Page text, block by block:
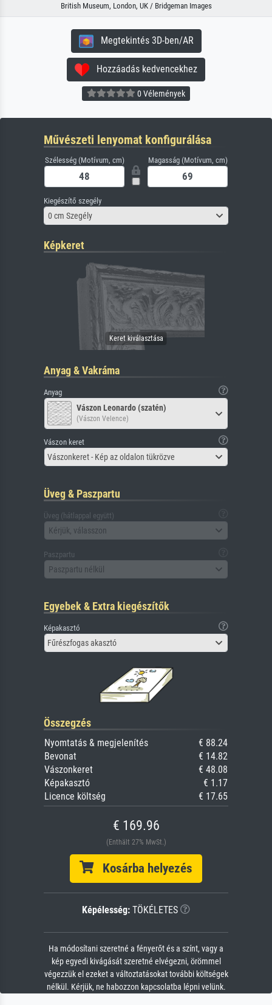
British Museum, London, UK / Bridgeman Images
Megtekintés 3D-ben/AR
Hozzáadás kedvencekhez
0 Vélemények
Művészeti lenyomat konfigurálása
Szélesség (Motívum, cm) Magasság (Motívum, cm)
Kiegészítő szegély
0 cm Szegély
Képkeret
Anyag & Vakráma
Anyag
Vászon Leonardo (szatén)
(Vászon Velence)
Vászon keret
Vászonkeret - Kép az oldalon tükrözve
Üveg & Paszpartu
Üveg (hátlappal együtt)
Kérjük, válasszon
Paszpartu
Paszpartu nélkül
Egyebek & Extra kiegészítők
Képakasztó
Fűrészfogas akasztó
Összegzés
Nyomtatás & megjelenítés
€ 88.24
Bevonat
€ 14.82
Vászonkeret
€ 48.08
Képakasztó
€ 1.17
Licence költség
€ 17.65
€ 169.96
(Enthält 27% MwSt.)
Kosárba helyezés
Képélesség: TÖKÉLETES
Ha módosítani szeretné a fényerőt és a színt, vagy a
kép egyedi kivágását szeretné elvégezni, örömmel
végezzük el ezeket a változtatásokat további költségek
nélkül. Kérjük, ne habozzon kapcsolatba lépni velünk.